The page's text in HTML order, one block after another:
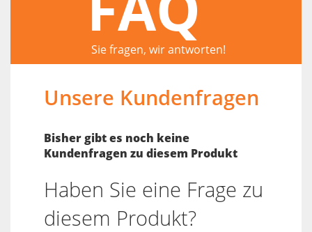
Sie fragen, wir antworten!
Unsere Kundenfragen
Bisher gibt es noch keine
Kundenfragen zu diesem Produkt
Haben Sie eine Frage zu
diesem Produkt?